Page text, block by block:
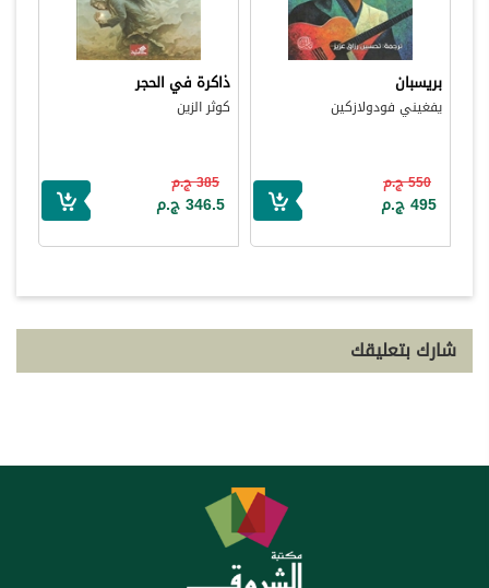
بريسبان
يفغيني فودولازكين
550 ج.م
495 ج.م
ذاكرة في الحجر
كوثر الزين
385 ج.م
346.5 ج.م
شارك بتعليقك